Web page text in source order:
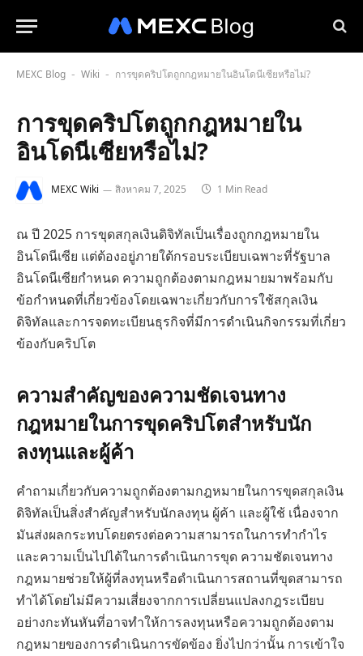
MEXC Blog - Wiki - การขุดคริปโตถูกกฎหมายในอินโดนีเซียหรือไม่?
การขุดคริปโตถูกกฎหมายใน
อินโดนีเซียหรือไม่?
MEXC Wiki สิงหาคม 7, 2025 1 Min Read
ณ ปี 2025 การขุดสกุลเงินดิจิทัลเป็นเรื่องถูกกฎหมายใน
อินโดนีเซีย แต่ต้องอยู่ภายใต้กรอบระเบียบเฉพาะที่รัฐบาล
อินโดนีเซียกำหนด ความถูกต้องตามกฎหมายมาพร้อมกับ
ข้อกำหนดที่เกี่ยวข้องโดยเฉพาะเกี่ยวกับการใช้สกุลเงิน
ดิจิทัลและการจดทะเบียนธุรกิจที่มีการดำเนินกิจกรรมที่เกี่ยว
ข้องกับคริปโต
ความสำคัญของความชัดเจนทาง
กฎหมายในการขุดคริปโตสำหรับนัก
ลงทุนและผู้ค้า
คำถามเกี่ยวกับความถูกต้องตามกฎหมายในการขุดสกุลเงิน
ดิจิทัลเป็นสิ่งสำคัญสำหรับนักลงทุน ผู้ค้า และผู้ใช้ เนื่องจาก
มันส่งผลกระทบโดยตรงต่อความสามารถในการทำกำไร
และความเป็นไปได้ในการดำเนินการขุด ความชัดเจนทาง
กฎหมายช่วยให้ผู้ที่ลงทุนหรือดำเนินการสถานที่ขุดสามารถ
ทำได้โดยไม่มีความเสี่ยงจากการเปลี่ยนแปลงกฎระเบียบ
อย่างกะทันหันที่อาจทำให้การลงทุนหรือความถูกต้องตาม
กฎหมายของการดำเนินการขัดข้อง ยิ่งไปกว่านั้น การเข้าใจ